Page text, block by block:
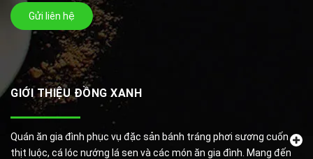
Gửi liên hệ
GIỚI THIỆU ĐỒNG XANH
Quán ăn gia đình phục vụ đặc sản bánh tráng phơi sương cuốn
thịt luộc, cá lóc nướng lá sen và các món ăn gia đình. Mang đến